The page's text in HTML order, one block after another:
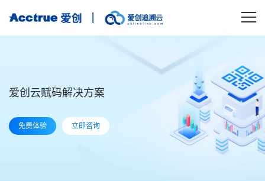
爱创云赋码解决方案
免费体验 立即咨询